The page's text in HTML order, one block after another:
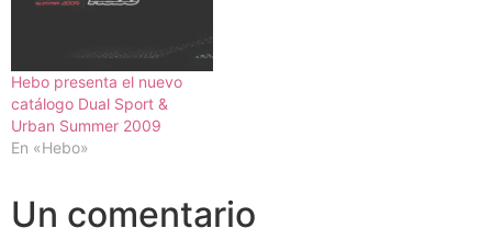
Hebo presenta el nuevo
catálogo Dual Sport &
Urban Summer 2009
En «Hebo»
Un comentario